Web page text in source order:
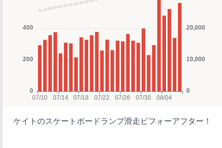
ケイトのスケートボードランプ滑走ビフォーアフター！